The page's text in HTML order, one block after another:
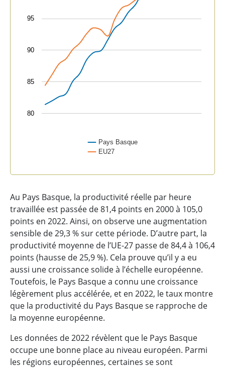
Pays Basque
EU27
80
85
90
95
Au Pays Basque, la productivité réelle par heure
travaillée est passée de 81,4 points en 2000 à 105,0
points en 2022. Ainsi, on observe une augmentation
sensible de 29,3 % sur cette période. D’autre part, la
productivité moyenne de l’UE-27 passe de 84,4 à 106,4
points (hausse de 25,9 %). Cela prouve qu’il y a eu
aussi une croissance solide à l’échelle européenne.
Toutefois, le Pays Basque a connu une croissance
légèrement plus accélérée, et en 2022, le taux montre
que la productivité du Pays Basque se rapproche de
la moyenne européenne.
Les données de 2022 révèlent que le Pays Basque
occupe une bonne place au niveau européen. Parmi
les régions européennes, certaines se sont